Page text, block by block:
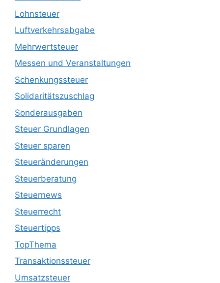
Lohnsteuer
Luftverkehrsabgabe
Mehrwertsteuer
Messen und Veranstaltungen
Schenkungssteuer
Solidaritätszuschlag
Sonderausgaben
Steuer Grundlagen
Steuer sparen
Steueränderungen
Steuerberatung
Steuernews
Steuerrecht
Steuertipps
TopThema
Transaktionssteuer
Umsatzsteuer